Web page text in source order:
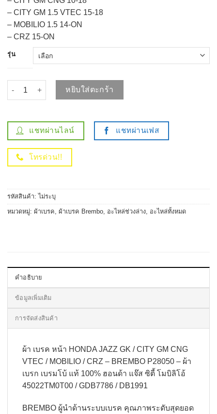
– CITY GM 1.5 VTEC 15-18
– MOBILIO 1.5 14-ON
– CRZ 15-ON
รุ่น
จำนวน ผ้า เบรค หน้า HONDA JAZZ GK / CITY GM CNG VTEC /
หยิบใส่ตะกร้า
แชทผ่านไลน์ แชทผ่านเฟส
โทรด่วน!!
รหัสสินค้า:ไม่ระบุ
หมวดหมู่: ผ้าเบรค ผ้าเบรค Brembo อะไหล่ช่วงล่าง อะไหล่ทั้งหมด
คำอธิบาย
ข้อมูลเพิ่มเติม
การจัดส่งสินค้า
ผ้า เบรค หน้า HONDA JAZZ GK / CITY GM CNG
VTEC / MOBILIO / CRZ – BREMBO P28050 – ผ้า
เบรก เบรมโบ้ แท้ 100% ฮอนด้า แจ๊ส ซิตี้ โมบิลิโอ้
45022TM0T00 / GDB7786 / DB1991
BREMBO ผู้นำด้านระบบเบรค คุณภาพระดับสุดยอด